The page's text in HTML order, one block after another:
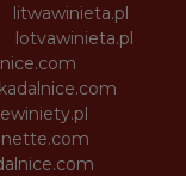
litwawinieta.pl
lotvawinieta.pl